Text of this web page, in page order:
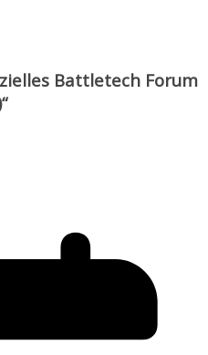
Battletech Forum
“